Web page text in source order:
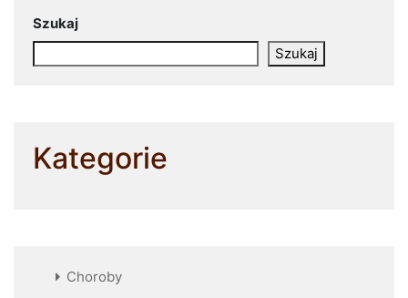
Szukaj
Szukaj
Kategorie
Choroby